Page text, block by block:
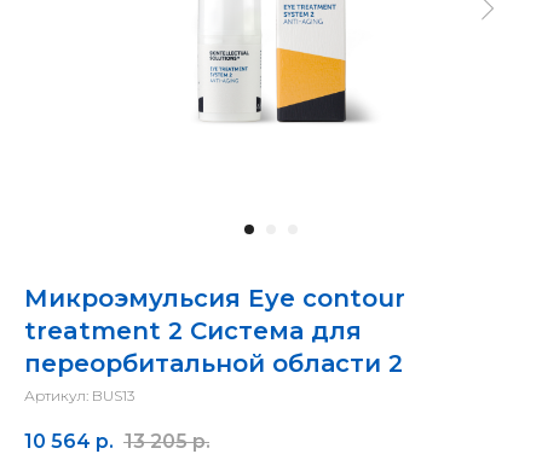
Микроэмульсия Eye contour
treatment 2 Система для
переорбитальной области 2
Артикул: BUS13
10 564 р. 13 205 р.